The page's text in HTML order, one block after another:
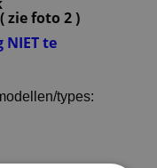
zie foto 2 )
te
types: